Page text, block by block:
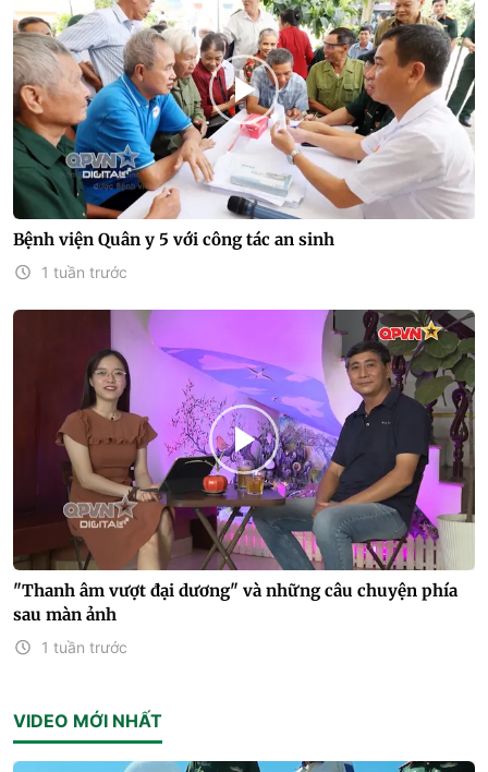
Bệnh viện Quân y 5 với công tác an sinh
1 tuần trước
"Thanh âm vượt đại dương" và những câu chuyện phía
sau màn ảnh
1 tuần trước
VIDEO MỚI NHẤT